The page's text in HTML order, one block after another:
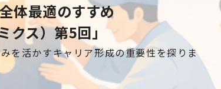
全体最適のすすめ
クス）第5回」
を活かすキャリア形成の重要性を探りま